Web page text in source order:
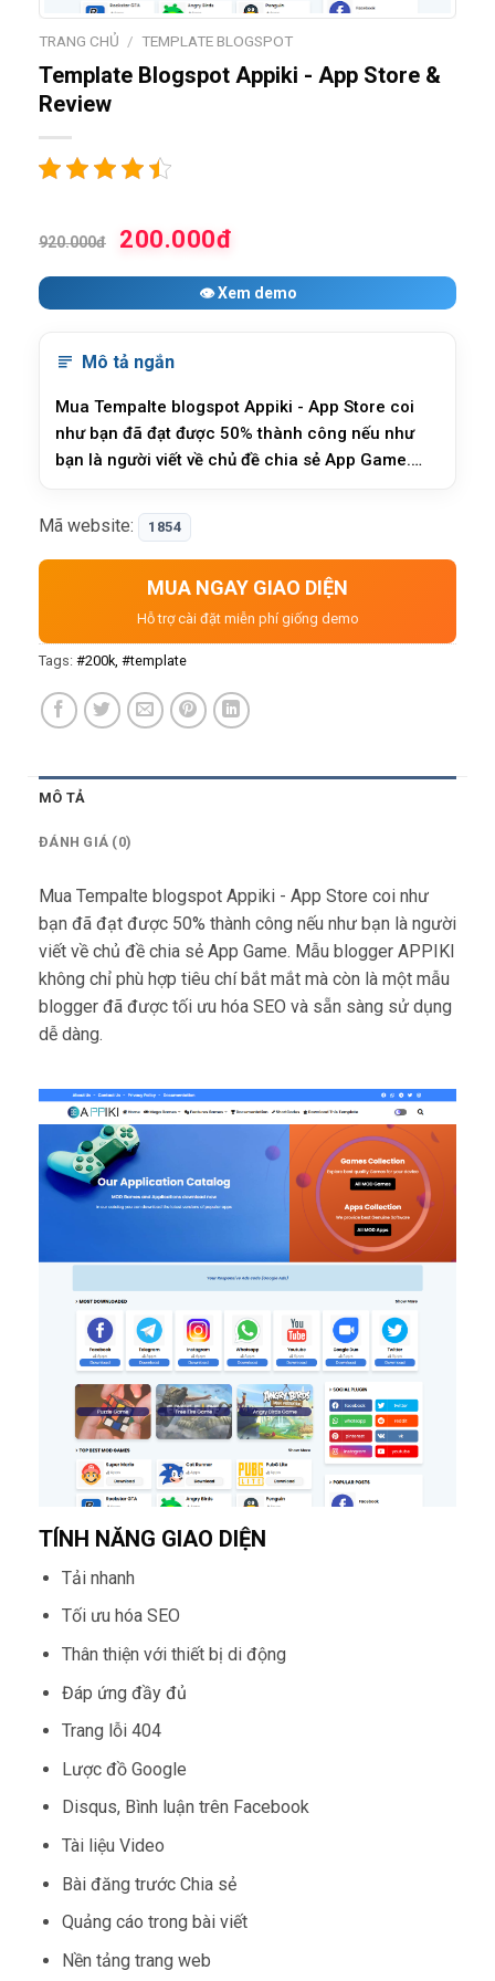
TRANG CHỦ / TEMPLATE BLOGSPOT
Template Blogspot Appiki - App Store &
Review
920.000đ 200.000đ
👁 Xem demo
Mô tả ngắn
Mua Tempalte blogspot Appiki - App Store coi
như bạn đã đạt được 50% thành công nếu như
bạn là người viết về chủ đề chia sẻ App Game.
bắt mắt mà còn là một mẫu blogger đã được tối
ưu hóa SEO và sẵn sàng sử dụng dễ…
Mã website: 1854
MUA NGAY GIAO DIỆN
Hỗ trợ cài đặt miễn phí giống demo
Tags: #200k #template
MÔ TẢ
ĐÁNH GIÁ (0)
Mua Tempalte blogspot Appiki - App Store coi như
bạn đã đạt được 50% thành công nếu như bạn là người
viết về chủ đề chia sẻ App Game. Mẫu blogger APPIKI
không chỉ phù hợp tiêu chí bắt mắt mà còn là một mẫu
blogger đã được tối ưu hóa SEO và sẵn sàng sử dụng
dễ dàng.
TÍNH NĂNG GIAO DIỆN
Tải nhanh
Tối ưu hóa SEO
Thân thiện với thiết bị di động
Đáp ứng đầy đủ
Trang lỗi 404
Lược đồ Google
Disqus, Bình luận trên Facebook
Tài liệu Video
Bài đăng trước Chia sẻ
Quảng cáo trong bài viết
Nền tảng trang web